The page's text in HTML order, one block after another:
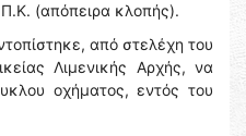
(απόπειρα κλοπής).
από στελέχη του
Λιμενικής Αρχής, να
οχήματος, εντός του